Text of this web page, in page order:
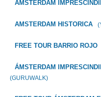
AMSTERDAM
AMSTERDAM HISTORICA
FREE TOUR BARRIO ROJO
ÁMSTERDAM
(GURUWALK)